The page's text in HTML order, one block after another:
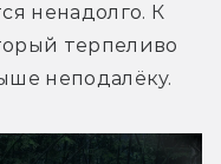
ненадолго. К
терпеливо
неподалёку.